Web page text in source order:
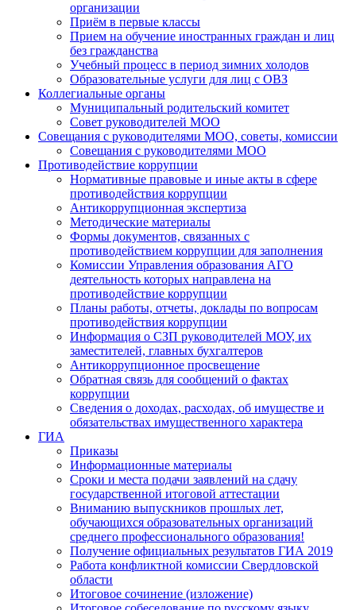
организации
Приём в первые классы
Прием на обучение иностранных граждан и лиц
без гражданства
Учебный процесс в период зимних холодов
Образовательные услуги для лиц с ОВЗ
Коллегиальные органы
Муниципальный родительский комитет
Совет руководителей МОО
Совещания с руководителями МОО, советы, комиссии
Совещания с руководителями МОО
Противодействие коррупции
Нормативные правовые и иные акты в сфере
противодействия коррупции
Антикоррупционная экспертиза
Методические материалы
Формы документов, связанных с
противодействием коррупции для заполнения
Комиссии Управления образования АГО
деятельность которых направлена на
противодействие коррупции
Планы работы, отчеты, доклады по вопросам
противодействия коррупции
Информация о СЗП руководителей МОУ, их
заместителей, главных бухгалтеров
Антикоррупционное просвещение
Обратная связь для сообщений о фактах
коррупции
Сведения о доходах, расходах, об имуществе и
обязательствах имущественного характера
ГИА
Приказы
Информационные материалы
Сроки и места подачи заявлений на сдачу
государственной итоговой аттестации
Вниманию выпускников прошлых лет,
обучающихся образовательных организаций
среднего профессионального образования!
Получение официальных результатов ГИА 2019
Работа конфликтной комиссии Свердловской
области
Итоговое сочинение (изложение)